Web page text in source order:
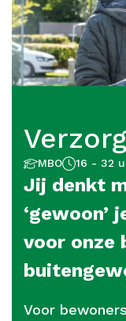
Opleidingsniveau
MBO
Aantal
uur
16 - 32
Locatie
Salaris
Jij denkt
‘gewoon’
voor onze
Voor